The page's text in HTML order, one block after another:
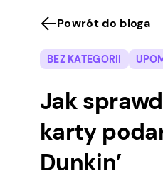
Powrót do bloga
BEZ KATEGORII
Jak
karty
Dunkin’